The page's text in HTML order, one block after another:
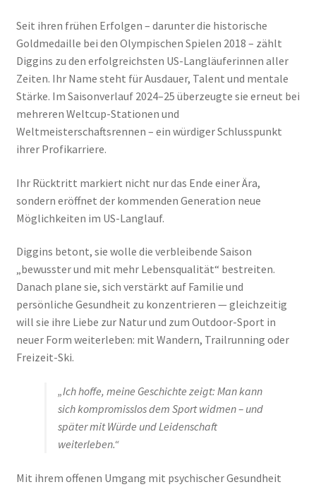
Seit ihren frühen Erfolgen – darunter die historische
Goldmedaille bei den Olympischen Spielen 2018 – zählt
Diggins zu den erfolgreichsten US-Langläuferinnen aller
Zeiten. Ihr Name steht für Ausdauer, Talent und mentale
Stärke. Im Saisonverlauf 2024–25 überzeugte sie erneut bei
mehreren Weltcup-Stationen und
Weltmeisterschaftsrennen – ein würdiger Schlusspunkt
ihrer Profikarriere.
Ihr Rücktritt markiert nicht nur das Ende einer Ära,
sondern eröffnet der kommenden Generation neue
Möglichkeiten im US-Langlauf.
Diggins betont, sie wolle die verbleibende Saison
„bewusster und mit mehr Lebensqualität“ bestreiten.
Danach plane sie, sich verstärkt auf Familie und
persönliche Gesundheit zu konzentrieren — gleichzeitig
will sie ihre Liebe zur Natur und zum Outdoor-Sport in
neuer Form weiterleben: mit Wandern, Trailrunning oder
Freizeit-Ski.
„Ich hoffe, meine Geschichte zeigt: Man kann
sich kompromisslos dem Sport widmen – und
später mit Würde und Leidenschaft
weiterleben.“
Mit ihrem offenen Umgang mit psychischer Gesundheit